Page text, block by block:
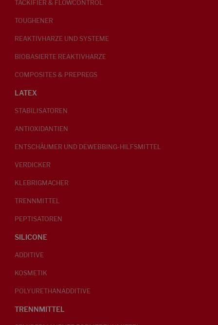
TACKIFIER & FLOWCONTROL
TOUGHENER
REAKTIVHARZE UND SYSTEME
BIOBASIERTE REAKTIVHARZE
COMPOSITES & PREPREGS
LATEX
STABILISATOREN
ANTIOXIDANTIEN
ENTSCHÄUMER UND DEWEBBING-HILFSMITTEL
VERDICKER
KLEBRIGMACHER
TRENNMITTEL
PEPTISATOREN
SILICONE
ADDITIVE
KOSMETIK
POLYURETHANADDITIVE
TRENNMITTEL